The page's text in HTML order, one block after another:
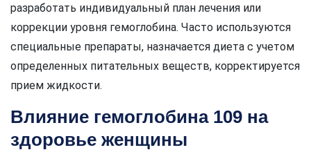
разработать индивидуальный план лечения или
коррекции уровня гемоглобина. Часто используются
специальные препараты, назначается диета с учетом
определенных питательных веществ, корректируется
прием жидкости.
Влияние гемоглобина 109 на
здоровье женщины